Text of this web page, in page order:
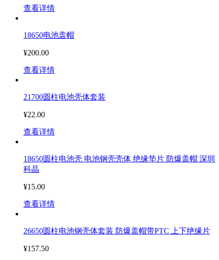
查看详情
18650电池盖帽
¥200.00
查看详情
21700圆柱电池壳体套装
¥22.00
查看详情
18650圆柱电池壳 电池钢壳壳体 绝缘垫片 防爆盖帽 深圳
科晶
¥15.00
查看详情
26650圆柱电池钢壳体套装 防爆盖帽带PTC 上下绝缘片
¥157.50